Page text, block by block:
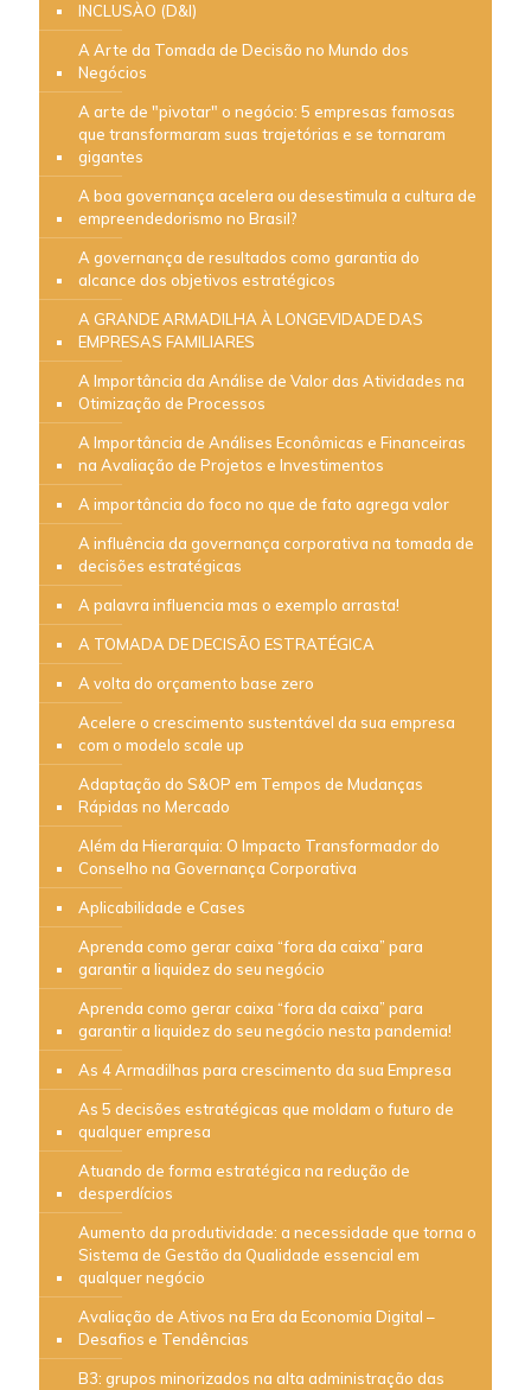
INCLUSÀO (D&I)
A Arte da Tomada de Decisão no Mundo dos
Negócios
A arte de "pivotar" o negócio: 5 empresas famosas
que transformaram suas trajetórias e se tornaram
gigantes
A boa governança acelera ou desestimula a cultura de
empreendedorismo no Brasil?
A governança de resultados como garantia do
alcance dos objetivos estratégicos
A GRANDE ARMADILHA À LONGEVIDADE DAS
EMPRESAS FAMILIARES
A Importância da Análise de Valor das Atividades na
Otimização de Processos
A Importância de Análises Econômicas e Financeiras
na Avaliação de Projetos e Investimentos
A importância do foco no que de fato agrega valor
A influência da governança corporativa na tomada de
decisões estratégicas
A palavra influencia mas o exemplo arrasta!
A TOMADA DE DECISÃO ESTRATÉGICA
A volta do orçamento base zero
Acelere o crescimento sustentável da sua empresa
com o modelo scale up
Adaptação do S&OP em Tempos de Mudanças
Rápidas no Mercado
Além da Hierarquia: O Impacto Transformador do
Conselho na Governança Corporativa
Aplicabilidade e Cases
Aprenda como gerar caixa “fora da caixa” para
garantir a liquidez do seu negócio
Aprenda como gerar caixa “fora da caixa” para
garantir a liquidez do seu negócio nesta pandemia!
As 4 Armadilhas para crescimento da sua Empresa
As 5 decisões estratégicas que moldam o futuro de
qualquer empresa
Atuando de forma estratégica na redução de
desperdícios
Aumento da produtividade: a necessidade que torna o
Sistema de Gestão da Qualidade essencial em
qualquer negócio
Avaliação de Ativos na Era da Economia Digital –
Desafios e Tendências
B3: grupos minorizados na alta administração das